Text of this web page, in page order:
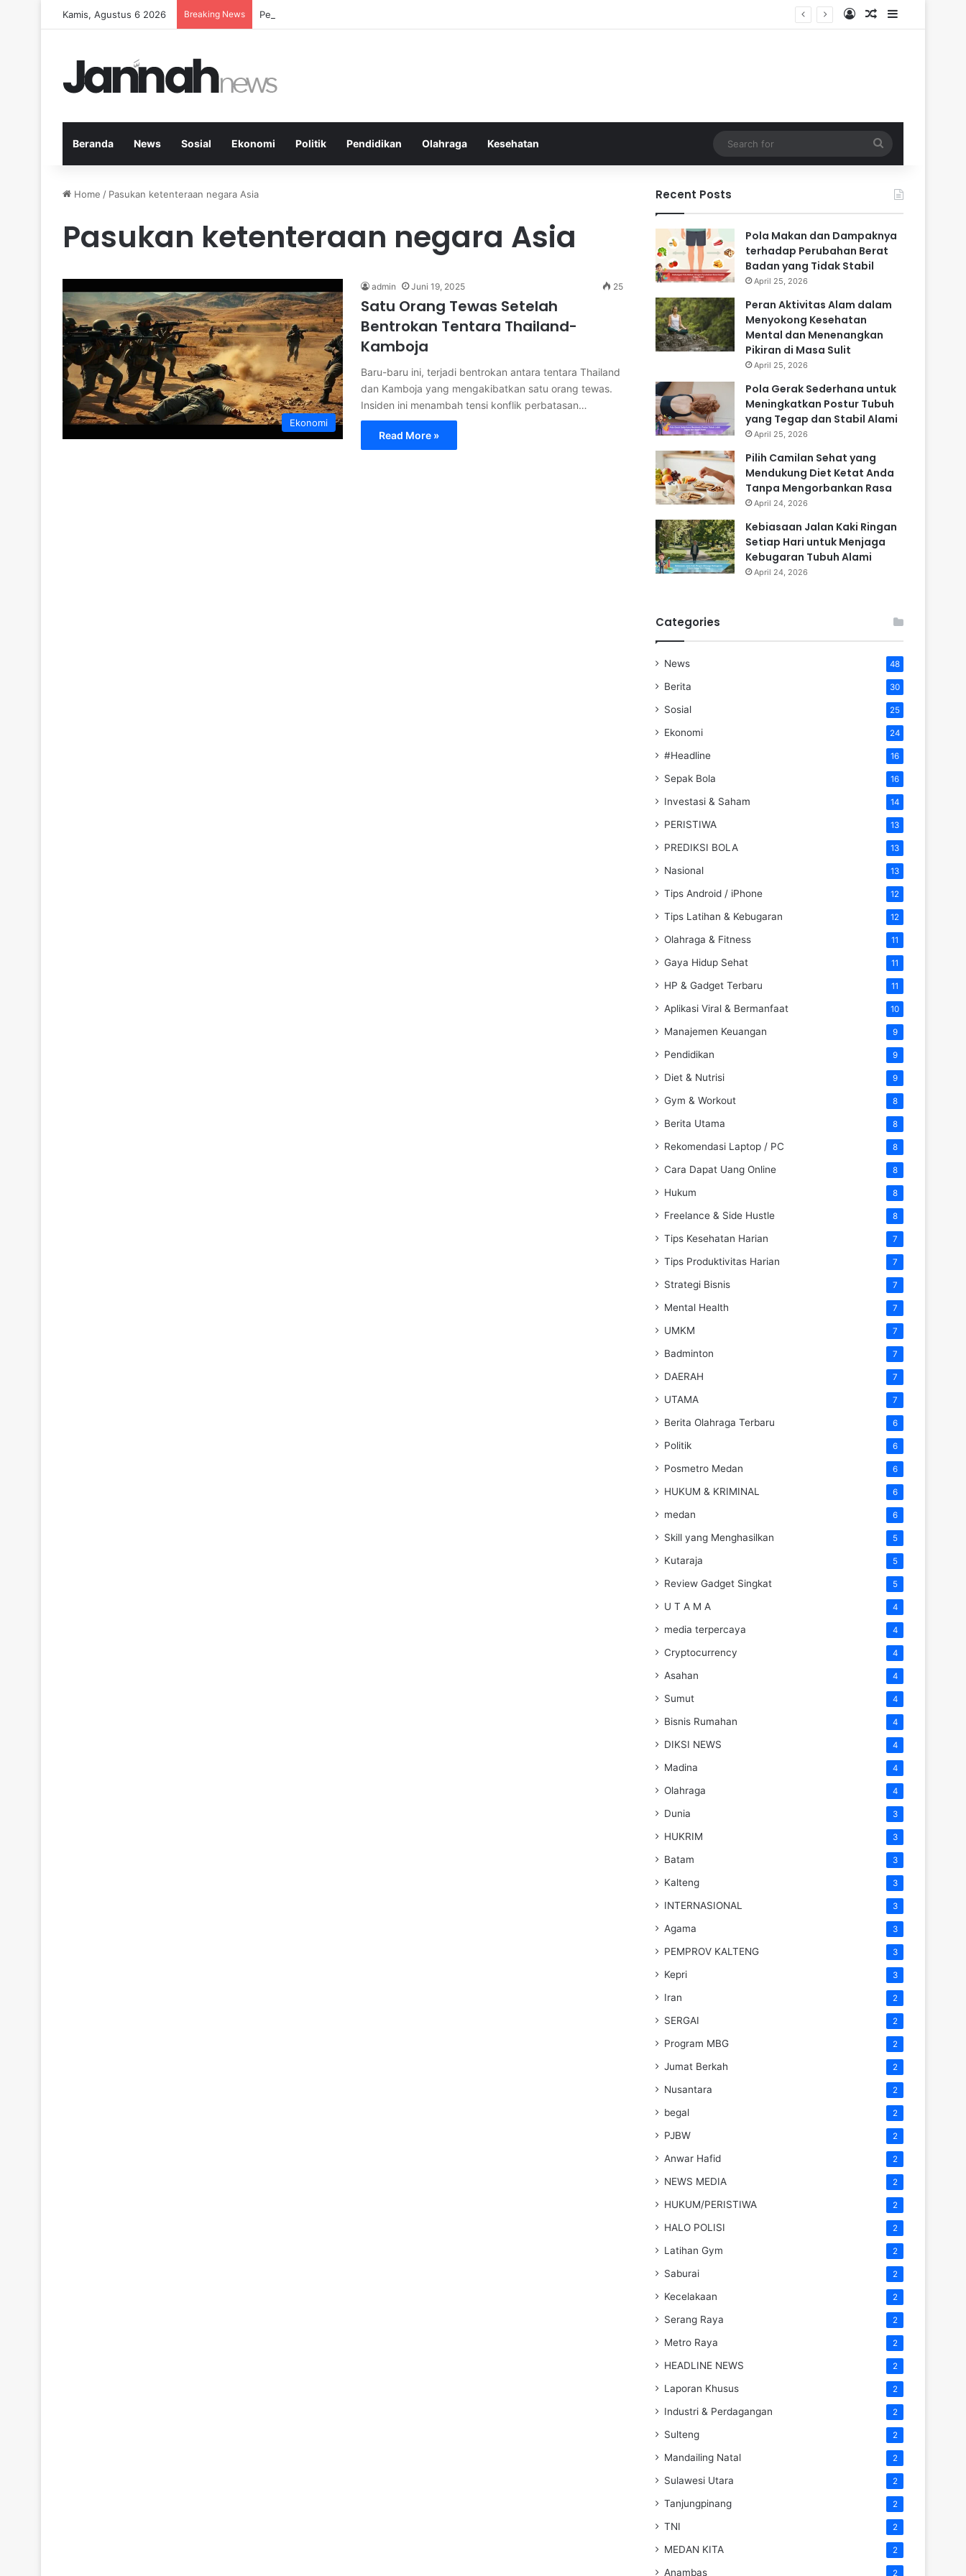
Kamis, Agustus 6 2026 Breaking News Peran Aktivitas Alam dalam Menyokong Kesehatan Mental dan Menenangkan Pikiran di Masa Sulit Log InRandom Article
Sidebar
Beranda News Sosial Ekonomi Politik Pendidikan Olahraga Kesehatan
for
Home / Pasukan ketenteraan negara Asia
Pasukan ketenteraan negara Asia
Ekonomi
admin Juni 19, 2025 25
Satu Orang Tewas Setelah
Bentrokan Tentara Thailand-
Kamboja
Baru-baru ini, terjadi bentrokan antara tentara Thailand
dan Kamboja yang mengakibatkan satu orang tewas.
Insiden ini menambah tensi konflik perbatasan…
Read More »
Recent Posts
Pola Makan dan Dampaknya
terhadap Perubahan Berat
Badan yang Tidak Stabil
April 25, 2026
Peran Aktivitas Alam dalam
Menyokong Kesehatan
Mental dan Menenangkan
Pikiran di Masa Sulit
April 25, 2026
Pola Gerak Sederhana untuk
Meningkatkan Postur Tubuh
yang Tegap dan Stabil Alami
April 25, 2026
Pilih Camilan Sehat yang
Mendukung Diet Ketat Anda
Tanpa Mengorbankan Rasa
April 24, 2026
Kebiasaan Jalan Kaki Ringan
Setiap Hari untuk Menjaga
Kebugaran Tubuh Alami
April 24, 2026
Categories
News 48
Berita 30
Sosial 25
Ekonomi 24
#Headline 16
Sepak Bola 16
Investasi & Saham 14
PERISTIWA 13
PREDIKSI BOLA 13
Nasional 13
Tips Android / iPhone 12
Tips Latihan & Kebugaran 12
Olahraga & Fitness 11
Gaya Hidup Sehat 11
HP & Gadget Terbaru 11
Aplikasi Viral & Bermanfaat 10
Manajemen Keuangan 9
Pendidikan 9
Diet & Nutrisi 9
Gym & Workout 8
Berita Utama 8
Rekomendasi Laptop / PC 8
Cara Dapat Uang Online 8
Hukum 8
Freelance & Side Hustle 8
Tips Kesehatan Harian 7
Tips Produktivitas Harian 7
Strategi Bisnis 7
Mental Health 7
UMKM 7
Badminton 7
DAERAH 7
UTAMA 7
Berita Olahraga Terbaru 6
Politik 6
Posmetro Medan 6
HUKUM & KRIMINAL 6
medan 6
Skill yang Menghasilkan 5
Kutaraja 5
Review Gadget Singkat 5
U T A M A 4
media terpercaya 4
Cryptocurrency 4
Asahan 4
Sumut 4
Bisnis Rumahan 4
DIKSI NEWS 4
Madina 4
Olahraga 4
Dunia 3
HUKRIM 3
Batam 3
Kalteng 3
INTERNASIONAL 3
Agama 3
PEMPROV KALTENG 3
Kepri 3
Iran 2
SERGAI 2
Program MBG 2
Jumat Berkah 2
Nusantara 2
begal 2
PJBW 2
Anwar Hafid 2
NEWS MEDIA 2
HUKUM/PERISTIWA 2
HALO POLISI 2
Latihan Gym 2
Saburai 2
Kecelakaan 2
Serang Raya 2
Metro Raya 2
HEADLINE NEWS 2
Laporan Khusus 2
Industri & Perdagangan 2
Sulteng 2
Mandailing Natal 2
Sulawesi Utara 2
Tanjungpinang 2
TNI 2
MEDAN KITA 2
Anambas 2